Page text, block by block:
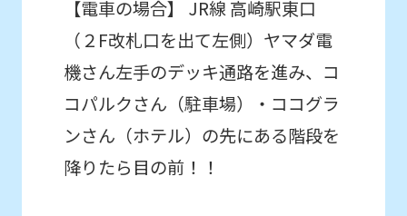
【電車の場合】 JR線 高崎駅東口
（２F改札口を出て左側）ヤマダ電
機さん左手のデッキ通路を進み、コ
コパルクさん（駐車場）・ココグラ
ンさん（ホテル）の先にある階段を
降りたら目の前！！
original
content.
We
ask
that
you